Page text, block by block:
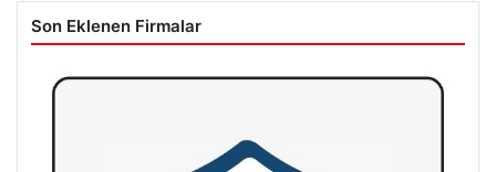
Son Eklenen Firmalar